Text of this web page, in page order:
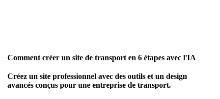
Comment créer un site de transport en 6 étapes avec l'IA
Créez un site professionnel avec des outils et un design
avancés conçus pour une entreprise de transport.